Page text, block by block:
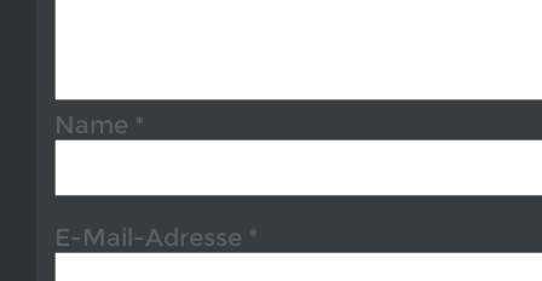
Name *
E-Mail-Adresse *